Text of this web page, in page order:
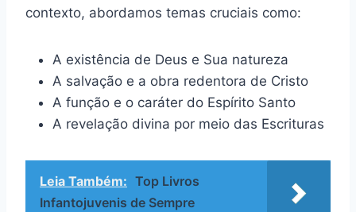
contexto, abordamos temas cruciais como:
A existência de Deus e Sua natureza
A salvação e a obra redentora de Cristo
A função e o caráter do Espírito Santo
A revelação divina por meio das Escrituras
Leia Também: Top Livros
Infantojuvenis de Sempre